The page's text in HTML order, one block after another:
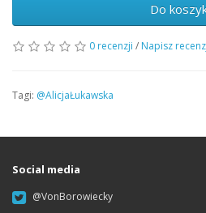
Do
0 recenzji / Napisz
Tagi: @AlicjaŁukawska
Social media
@VonBorowiecky